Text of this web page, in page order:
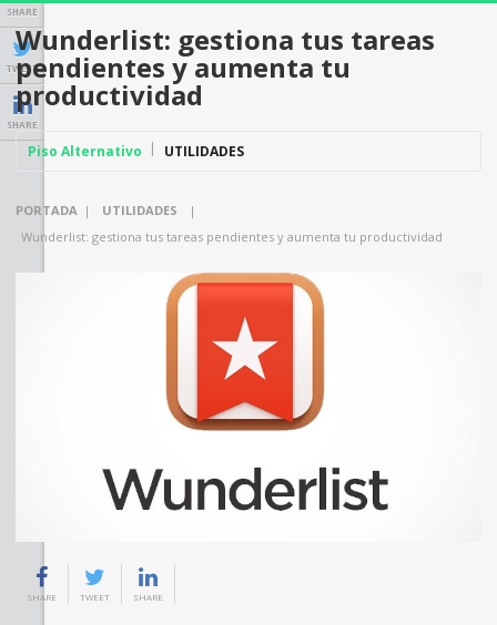
SHARE
TWEET
SHARE
Wunderlist: gestiona tus tareas
pendientes y aumenta tu
productividad
Piso Alternativo UTILIDADES
PORTADA | UTILIDADES
|
Wunderlist: gestiona tus tareas pendientes y aumenta tu productividad
SHARE TWEET SHARE